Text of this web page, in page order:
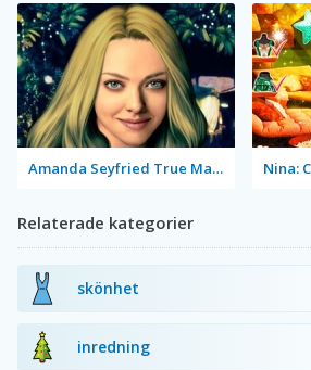
Amanda Seyfried True Make Up Nina:
Relaterade kategorier
skönhet
inredning